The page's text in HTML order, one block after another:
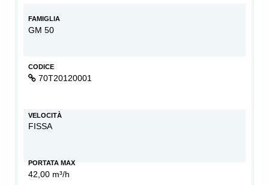
FAMIGLIA
GM 50
CODICE
70T20120001
VELOCITÀ
FISSA
PORTATA MAX
42,00 m³/h